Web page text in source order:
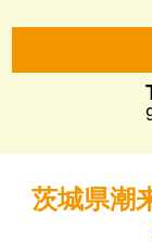
茨城県潮